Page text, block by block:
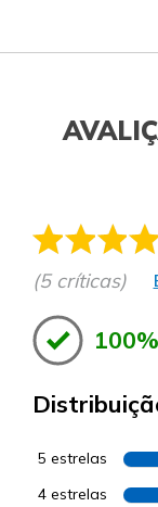
(5 críticas)
100%
5 estrelas
4 estrelas